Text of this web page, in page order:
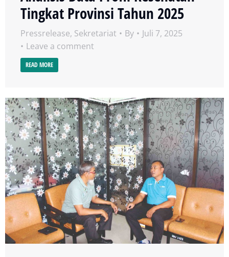
Tingkat Provinsi Tahun 2025
Pressrelease, Sekretariat By
Juli 7, 2025
Leave a comment
READ MORE